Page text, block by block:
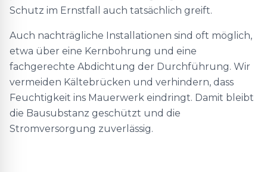
Schutz im Ernstfall auch tatsächlich greift.
Auch nachträgliche Installationen sind oft möglich,
etwa über eine Kernbohrung und eine
fachgerechte Abdichtung der Durchführung. Wir
vermeiden Kältebrücken und verhindern, dass
Feuchtigkeit ins Mauerwerk eindringt. Damit bleibt
die Bausubstanz geschützt und die
Stromversorgung zuverlässig.